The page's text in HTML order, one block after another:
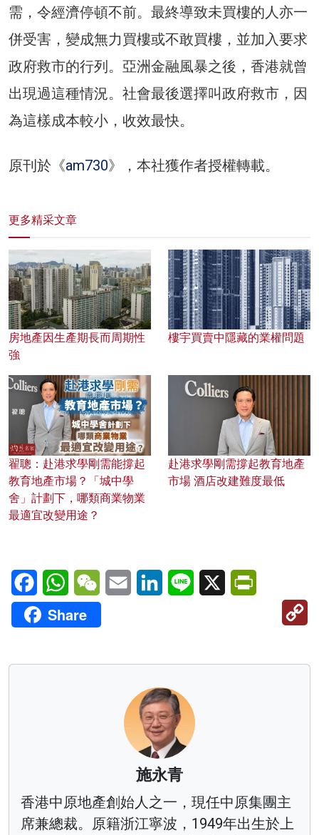
需，令經濟停頓不前。最終導致未買樓的人亦一
併受害，變成無力買樓或不敢買樓，並加入要求
政府救市的行列。亞洲金融風暴之後，香港就曾
出現過這種情況。社會最後選擇叫政府救市，因
為這樣成本較小，收效最快。
原刊於《am730》，本社獲作者授權轉載。
更多精采文章
房地產因生產期長而周期性
強
樓宇買賣中隱藏的業權問題
翟聰：赴港求學剛需能撐起
教育地產市場？「城中學
舍」計劃下，哪類商業物業
最適宜改變用途？
赴港求學剛需撐起教育地產
市場 酒店改建難度最低
FacebookWhatsAppWeChatEmail LinkedInLine X
Share
施永青
香港中原地產創始人之一，現任中原集團主
席兼總裁。原籍浙江寧波，1949年出生於上